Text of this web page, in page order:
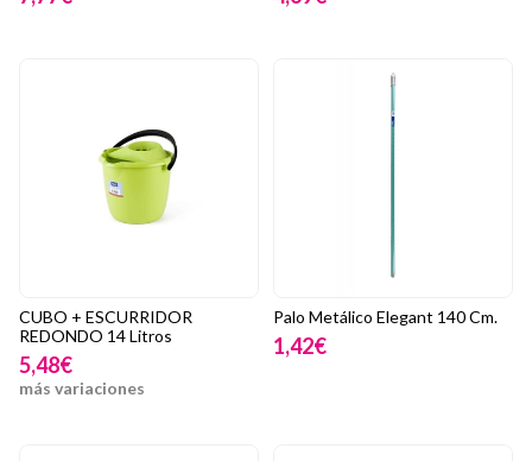
CUBO + ESCURRIDOR
REDONDO 14 Litros
5,48€
más variaciones
Palo Metálico Elegant 140 Cm.
1,42€